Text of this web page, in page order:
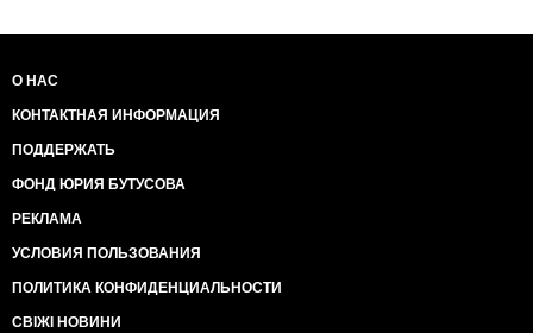
О НАС
КОНТАКТНАЯ ИНФОРМАЦИЯ
ПОДДЕРЖАТЬ
ФОНД ЮРИЯ БУТУСОВА
РЕКЛАМА
УСЛОВИЯ ПОЛЬЗОВАНИЯ
ПОЛИТИКА КОНФИДЕНЦИАЛЬНОСТИ
СВІЖІ НОВИНИ